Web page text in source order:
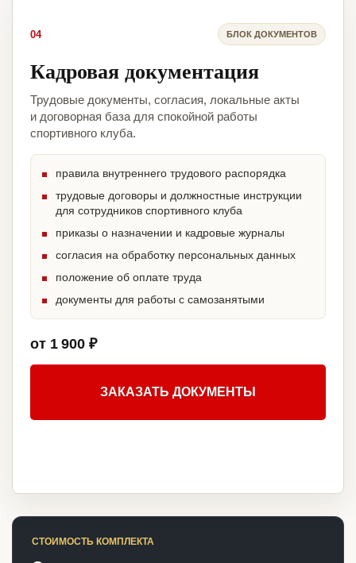
04 БЛОК ДОКУМЕНТОВ
Кадровая документация
Трудовые документы, согласия, локальные акты
и договорная база для спокойной работы
спортивного клуба.
правила внутреннего трудового распорядка
трудовые договоры и должностные инструкции
для сотрудников спортивного клуба
приказы о назначении и кадровые журналы
согласия на обработку персональных данных
положение об оплате труда
документы для работы с самозанятыми
от 1 900 ₽
ЗАКАЗАТЬ ДОКУМЕНТЫ
СТОИМОСТЬ КОМПЛЕКТА